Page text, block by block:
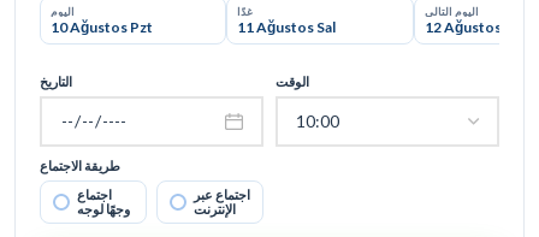
اليوم
10 Ağustos Pzt
غدًا
11 Ağustos Sal
اليوم التالي
12 Ağustos Çar
التاريخ الوقت
طريقة الاجتماع
اجتماع
وجهًا لوجه
اجتماع عبر
الإنترنت